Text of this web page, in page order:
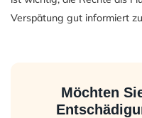
Verspätung gut informiert
Möchten